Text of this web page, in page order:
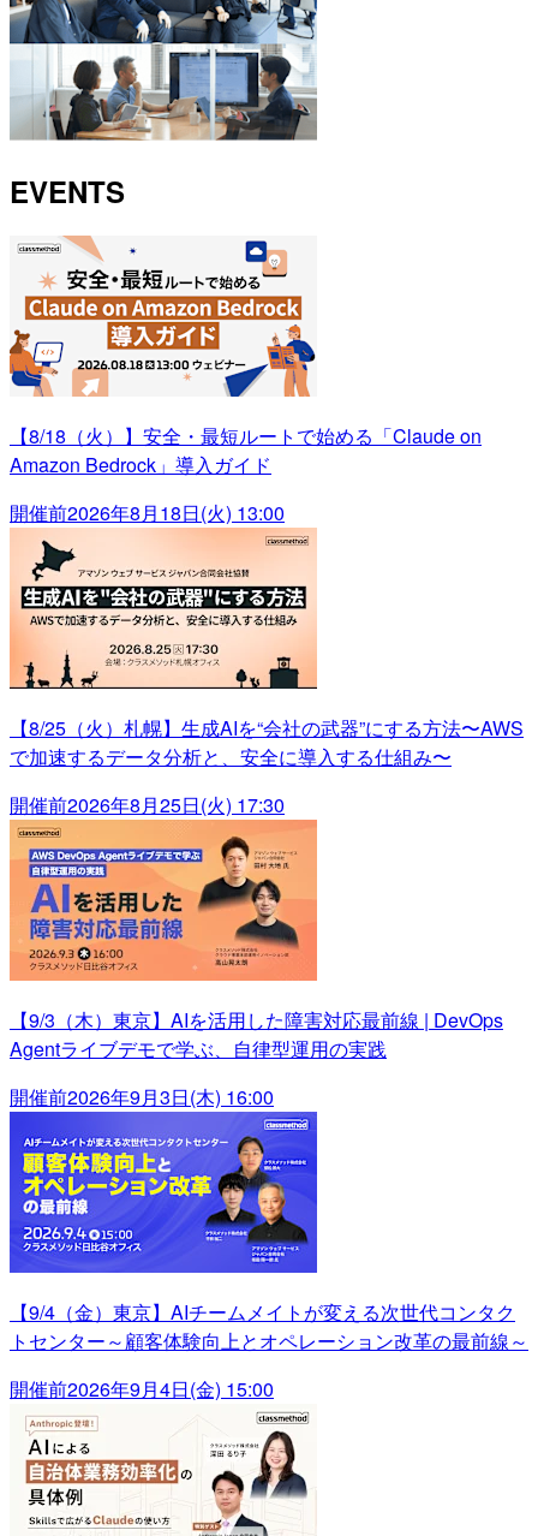
EVENTS
【8/18（火）】安全・最短ルートで始める「Claude on
Amazon Bedrock」導入ガイド
開催前2026年8月18日(火) 13:00
【8/25（火）札幌】生成AIを“会社の武器”にする方法〜AWS
で加速するデータ分析と、安全に導入する仕組み〜
開催前2026年8月25日(火) 17:30
【9/3（木）東京】AIを活用した障害対応最前線 | DevOps
Agentライブデモで学ぶ、自律型運用の実践
開催前2026年9月3日(木) 16:00
【9/4（金）東京】AIチームメイトが変える次世代コンタク
トセンター～顧客体験向上とオペレーション改革の最前線～
開催前2026年9月4日(金) 15:00